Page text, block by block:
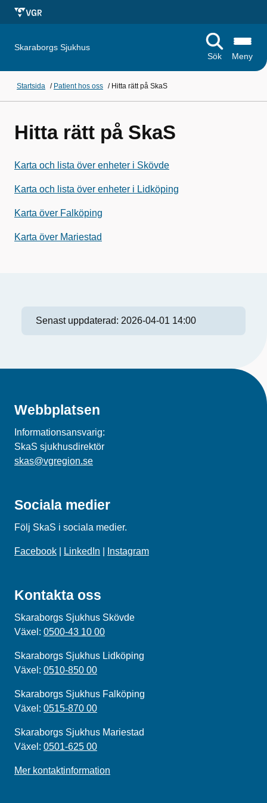
Skaraborgs Sjukhus
Sök
Meny
Startsida / Patient hos oss / Hitta rätt på SkaS
Hitta rätt på SkaS
Karta och lista över enheter i Skövde
Karta och lista över enheter i Lidköping
Karta över Falköping
Karta över Mariestad
Senast uppdaterad: 2026-04-01 14:00
Webbplatsen
Informationsansvarig:
SkaS sjukhusdirektör
skas@vgregion.se
Sociala medier
Följ SkaS i sociala medier.
Facebook LinkedIn Instagram
Kontakta oss
Skaraborgs Sjukhus Skövde
Växel: 0500-43 10 00
Skaraborgs Sjukhus Lidköping
Växel: 0510-850 00
Skaraborgs Sjukhus Falköping
Växel: 0515-870 00
Skaraborgs Sjukhus Mariestad
Växel: 0501-625 00
Mer kontaktinformation